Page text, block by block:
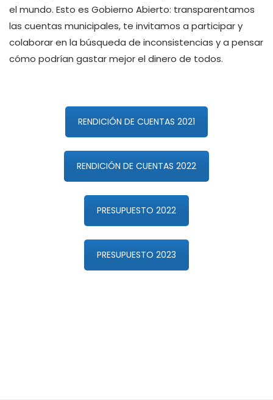
el mundo. Esto es Gobierno Abierto: transparentamos
las cuentas municipales, te invitamos a participar y
colaborar en la búsqueda de inconsistencias y a pensar
cómo podrían gastar mejor el dinero de todos.
PRESUPUESTO 2023
PRESUPUESTO 2022
RENDICIÓN DE CUENTAS 2022
RENDICIÓN DE CUENTAS 2021